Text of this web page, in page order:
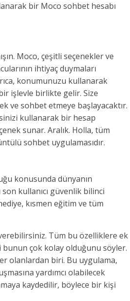
bir Moco sohbet hesabı
Moco, çeşitli seçenekler ve
ihtiyaç duymaları
konumunuzu kullanarak
işlevle birlikte gelir. Size
ve sohbet etmeye başlayacaktır.
kullanarak bir hesap
sunar. Aralık. Holla, tüm
sohbet uygulamasıdır.
konusunda dünyanın
kullanıcı güvenlik bilinci
kısmen eğitim ve tüm
Tüm bu özelliklere ek
bunun çok kolay olduğunu söyler.
olanlardan biri. Bu uygulama,
yardımcı olabilecek
kaydedilir, böylece bir kişi